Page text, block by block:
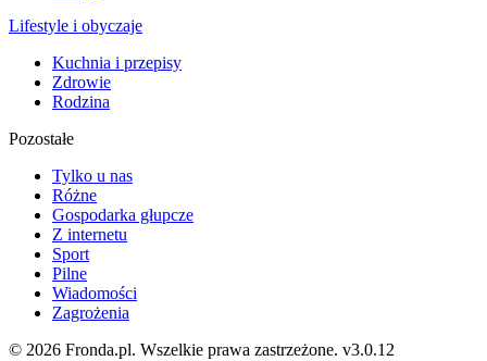
Lifestyle i obyczaje
Kuchnia i przepisy
Zdrowie
Rodzina
Pozostałe
Tylko u nas
Różne
Gospodarka głupcze
Z internetu
Sport
Pilne
Wiadomości
Zagrożenia
© 2026 Fronda.pl. Wszelkie prawa zastrzeżone. v3.0.12